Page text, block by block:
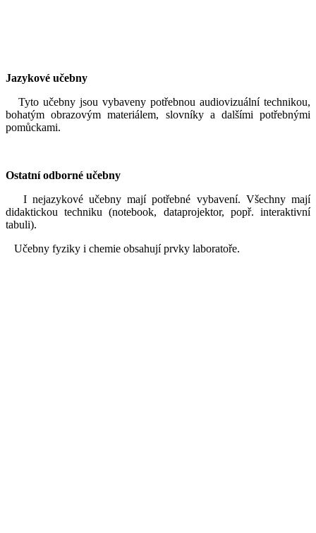
Jazykové učebny
Tyto učebny jsou vybaveny potřebnou audiovizuální technikou,
bohatým obrazovým materiálem, slovníky a dalšími potřebnými
pomůckami.
Ostatní odborné učebny
I nejazykové učebny mají potřebné vybavení. Všechny mají
didaktickou techniku (notebook, dataprojektor, popř. interaktivní
tabuli).
Učebny fyziky i chemie obsahují prvky laboratoře.